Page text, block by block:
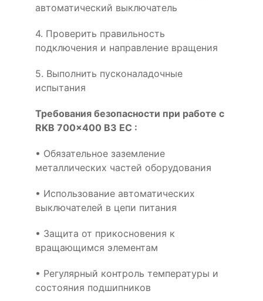
автоматический выключатель
4. Проверить правильность
подключения и направление вращения
5. Выполнить пусконаладочные
испытания
Требования безопасности при работе с
RKB 700x400 B3 EC :
• Обязательное заземление
металлических частей оборудования
• Использование автоматических
выключателей в цепи питания
• Защита от прикосновения к
вращающимся элементам
• Регулярный контроль температуры и
состояния подшипников